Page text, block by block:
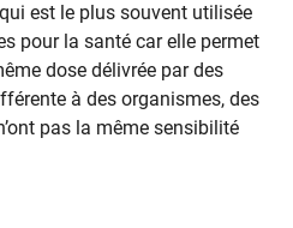
est le plus souvent utilisée
pour la santé car elle permet
dose délivrée par des
à des organismes, des
pas la même sensibilité